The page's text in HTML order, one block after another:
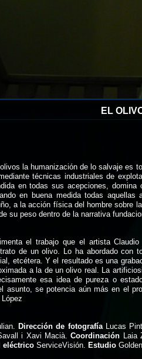
EL
la humanización de lo salvaje es
técnicas industriales de
en todas sus acepciones,
en buena medida todas
a la acción física del hombre sobre
su peso dentro de la narrativa
el trabajo que el artista
de un olivo. Lo ha abordado con
etcétera. Y el resultado es una
a la de un olivo real. La
esa idea de pureza o
asunto, se potencia aún más en el
Dirección de fotografíaLucas
i Xavi Macià.Coordinación Laia
eléctrico ServiceVisión. Estudio